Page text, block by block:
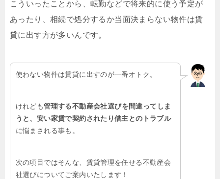
こういったことから、転勤などで将来的に使う予定が
あったり、相続で処分するか当面決まらない物件は賃
貸に出す方が多いんです。
使わない物件は賃貸に出すのが一番オトク。
けれども管理する不動産会社選びを間違ってしま
うと、安い家賃で契約されたり借主とのトラブル
に悩まされる事も。
次の項目ではそんな、賃貸管理を任せる不動産会
社選びについてご案内いたします！